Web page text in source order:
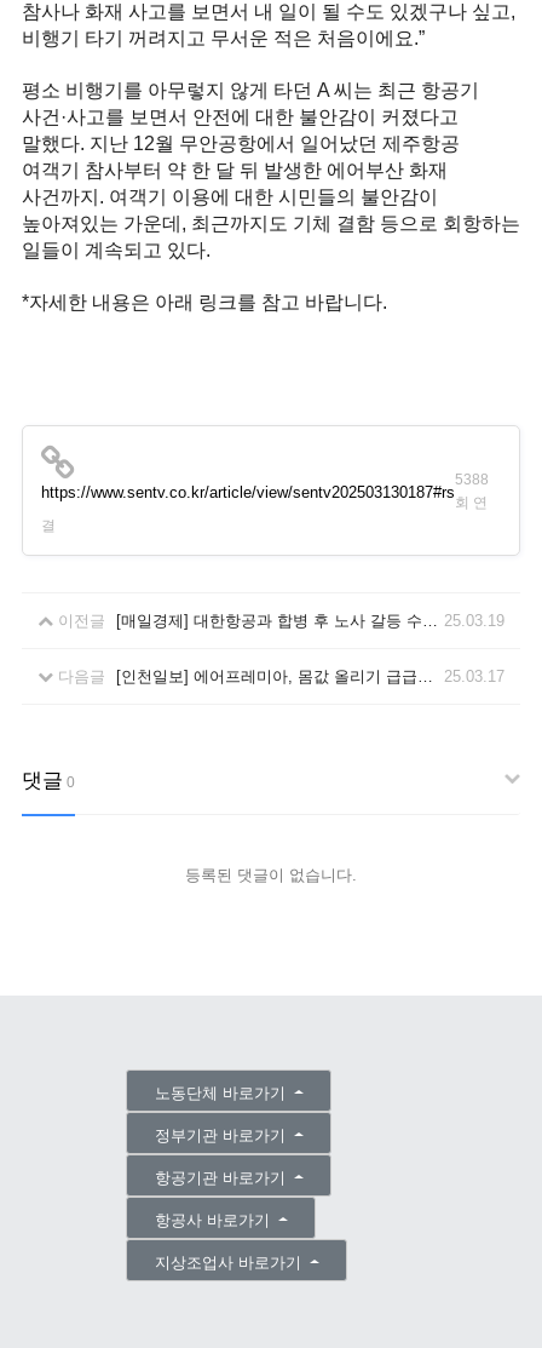
참사나 화재 사고를 보면서 내 일이 될 수도 있겠구나 싶고,
비행기 타기 꺼려지고 무서운 적은 처음이에요.”
평소 비행기를 아무렇지 않게 타던 A 씨는 최근 항공기
사건·사고를 보면서 안전에 대한 불안감이 커졌다고
말했다. 지난 12월 무안공항에서 일어났던 제주항공
여객기 참사부터 약 한 달 뒤 발생한 에어부산 화재
사건까지. 여객기 이용에 대한 시민들의 불안감이
높아져있는 가운데, 최근까지도 기체 결함 등으로 회항하는
일들이 계속되고 있다.
*자세한 내용은 아래 링크를 참고 바랍니다.
https://www.sentv.co.kr/article/view/sentv202503130187#rs
5388
회 연
결
이전글 [매일경제] 대한항공과 합병 후 노사 갈등 수면 위로…아시아나 조종사 노조, 파업 가능성은 25.03.19
다음글 [인천일보] 에어프레미아, 몸값 올리기 급급…고객 불만 25.03.17
댓글 0
등록된 댓글이 없습니다.
노동단체 바로가기
정부기관 바로가기
항공기관 바로가기
항공사 바로가기
지상조업사 바로가기